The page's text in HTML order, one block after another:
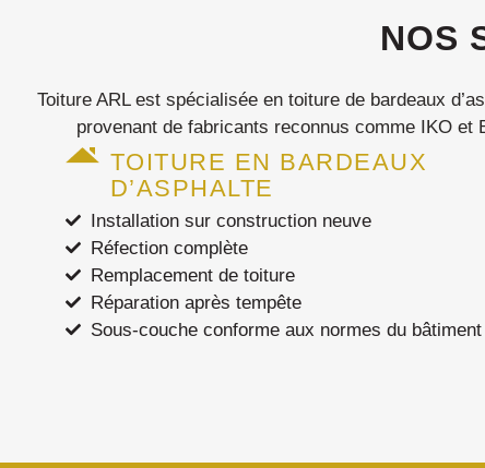
NOS
Toiture ARL est spécialisée en toiture de bardeaux
provenant de fabricants reconnus comme IKO et
TOITURE EN BARDEAUX
D’ASPHALTE
Installation sur construction neuve
Réfection complète
Remplacement de toiture
Réparation après tempête
Sous-couche conforme aux normes du bâtiment